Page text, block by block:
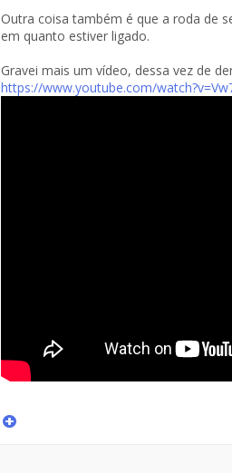
Outra coisa também é que a roda de
em quanto estiver ligado.
Gravei mais um vídeo, dessa vez de
https://www.youtube.com/